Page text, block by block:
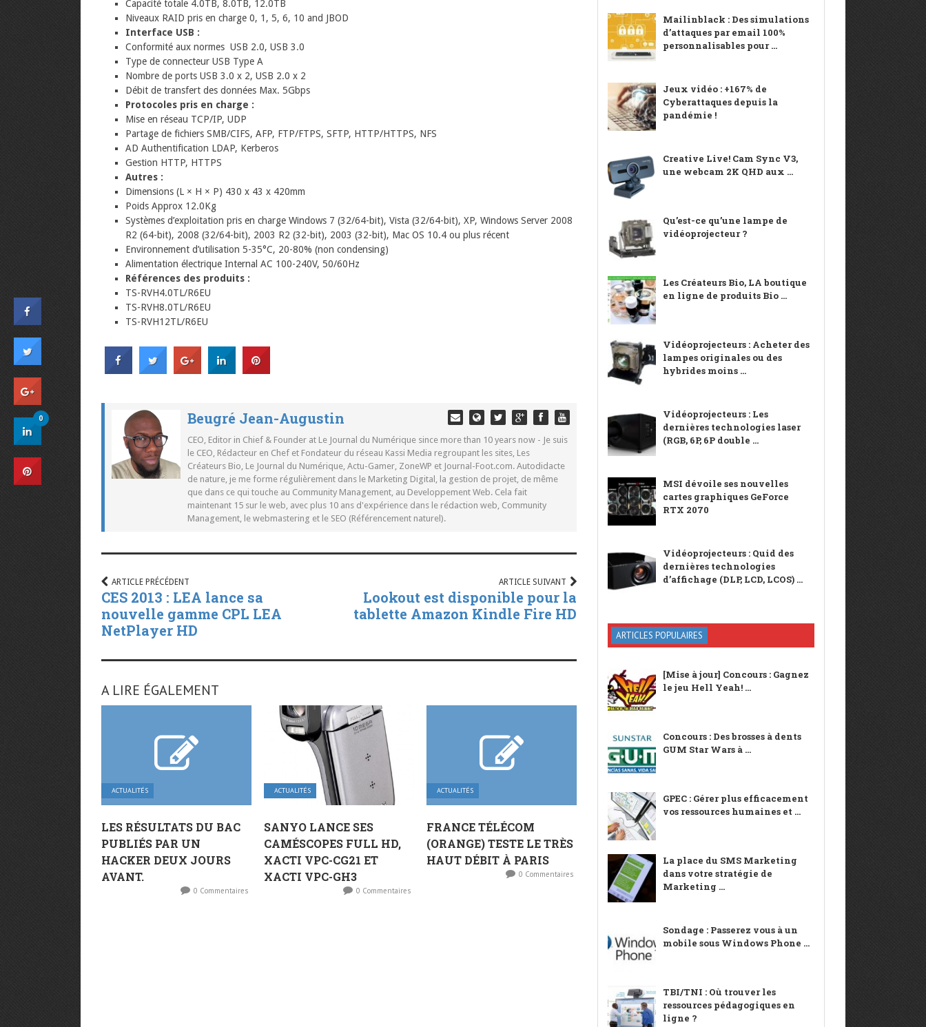
Capacité totale 4.0TB, 8.0TB, 12.0TB
Niveaux RAID pris en charge 0, 1, 5, 6, 10 and JBOD
Interface USB :
Conformité aux normes USB 2.0, USB 3.0
Type de connecteur USB Type A
Nombre de ports USB 3.0 x 2, USB 2.0 x 2
Débit de transfert des données Max. 5Gbps
Protocoles pris en charge :
Mise en réseau TCP/IP, UDP
Partage de fichiers SMB/CIFS, AFP, FTP/FTPS, SFTP, HTTP/HTTPS, NFS
AD Authentification LDAP, Kerberos
Gestion HTTP, HTTPS
Autres :
Dimensions (L × H × P) 430 x 43 x 420mm
Poids Approx 12.0Kg
Systèmes d’exploitation pris en charge Windows 7 (32/64-bit), Vista (32/64-bit), XP, Windows Server 2008
R2 (64-bit), 2008 (32/64-bit), 2003 R2 (32-bit), 2003 (32-bit), Mac OS 10.4 ou plus récent
Environnement d’utilisation 5-35°C, 20-80% (non condensing)
Alimentation électrique Internal AC 100-240V, 50/60Hz
Références des produits :
TS-RVH4.0TL/R6EU
TS-RVH8.0TL/R6EU
TS-RVH12TL/R6EU
Beugré Jean-Augustin
CEO, Editor in Chief & Founder at Le Journal du Numérique since more than 10 years now - Je suis
le CEO, Rédacteur en Chef et Fondateur du réseau Kassi Media regroupant les sites, Les
Créateurs Bio, Le Journal du Numérique, Actu-Gamer, ZoneWP et Journal-Foot.com. Autodidacte
de nature, je me forme régulièrement dans le Marketing Digital, la gestion de projet, de même
que dans ce qui touche au Community Management, au Developpement Web. Cela fait
maintenant 15 sur le web, avec plus 10 ans d'expérience dans le rédaction web, Community
Management, le webmastering et le SEO (Référencement naturel).
ARTICLE PRÉCÉDENT
CES 2013 : LEA lance sa
nouvelle gamme CPL LEA
NetPlayer HD
ARTICLE SUIVANT
Lookout est disponible pour la
tablette Amazon Kindle Fire HD
A LIRE ÉGALEMENT
ACTUALITÉS
LES RÉSULTATS DU BAC
PUBLIÉS PAR UN
HACKER DEUX JOURS
AVANT.
0 Commentaires
ACTUALITÉS
SANYO LANCE SES
CAMÉSCOPES FULL HD,
XACTI VPC-CG21 ET
XACTI VPC-GH3
0 Commentaires
ACTUALITÉS
FRANCE TÉLÉCOM
(ORANGE) TESTE LE TRÈS
HAUT DÉBIT À PARIS
0 Commentaires
Mailinblack : Des simulations
d’attaques par email 100%
personnalisables pour ...
Jeux vidéo : +167% de
Cyberattaques depuis la
pandémie !
Creative Live! Cam Sync V3,
une webcam 2K QHD aux ...
Qu’est-ce qu’une lampe de
vidéoprojecteur ?
Les Créateurs Bio, LA boutique
en ligne de produits Bio ...
Vidéoprojecteurs : Acheter des
lampes originales ou des
hybrides moins ...
Vidéoprojecteurs : Les
dernières technologies laser
(RGB, 6P, 6P double ...
MSI dévoile ses nouvelles
cartes graphiques GeForce
RTX 2070
Vidéoprojecteurs : Quid des
dernières technologies
d’affichage (DLP, LCD, LCOS) ...
ARTICLES POPULAIRES
[Mise à jour] Concours : Gagnez
le jeu Hell Yeah! ...
Concours : Des brosses à dents
GUM Star Wars à ...
GPEC : Gérer plus efficacement
vos ressources humaines et ...
La place du SMS Marketing
dans votre stratégie de
Marketing ...
Sondage : Passerez vous à un
mobile sous Windows Phone ...
TBI/TNI : Où trouver les
ressources pédagogiques en
ligne ?
0